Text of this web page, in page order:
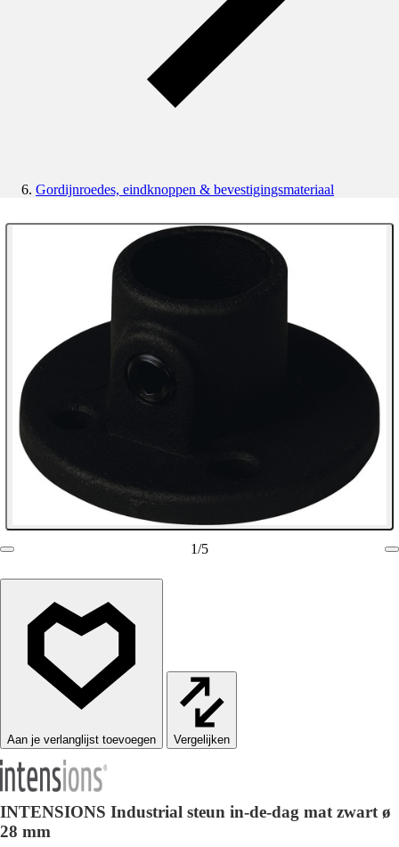
Gordijnroedes, eindknoppen & bevestigingsmateriaal
1/5
Vergelijken
INTENSIONS Industrial steun in-de-dag mat zwart ø
28 mm